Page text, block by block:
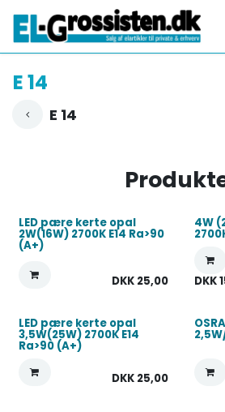
E 14
E 14
LED pære kerte opal
2W(16W) 2700K E14 Ra>90
(A+)
DKK 25,00
4W
DKK
LED pære kerte opal
3,5W(25W) 2700K E14
Ra>90 (A+)
DKK 25,00